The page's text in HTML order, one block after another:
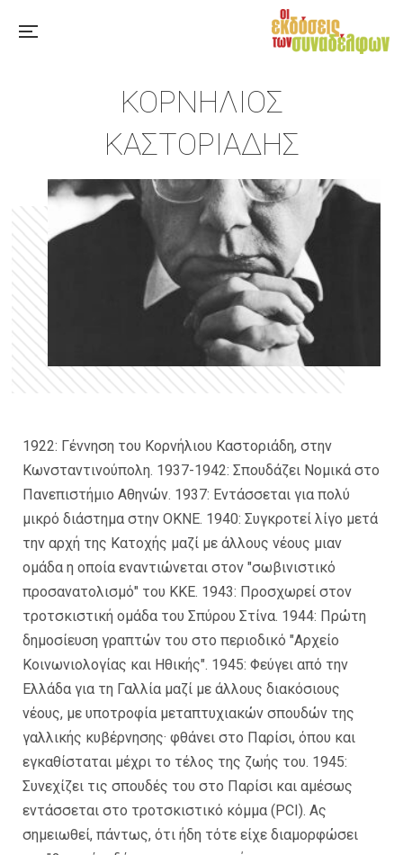
ΚΟΡΝΉΛΙΟΣ
ΚΑΣΤΟΡΙΆΔΗΣ
1922: Γέννηση του Κορνήλιου Καστοριάδη, στην
Κωνσταντινούπολη. 1937-1942: Σπουδάζει Νομικά στο
Πανεπιστήμιο Αθηνών. 1937: Εντάσσεται για πολύ
μικρό διάστημα στην ΟΚΝΕ. 1940: Συγκροτεί λίγο μετά
την αρχή της Κατοχής μαζί με άλλους νέους μιαν
ομάδα η οποία εναντιώνεται στον "σωβινιστικό
προσανατολισμό" του ΚΚΕ. 1943: Προσχωρεί στον
τροτσκιστική ομάδα του Σπύρου Στίνα. 1944: Πρώτη
δημοσίευση γραπτών του στο περιοδικό "Αρχείο
Κοινωνιολογίας και Ηθικής". 1945: Φεύγει από την
Ελλάδα για τη Γαλλία μαζί με άλλους διακόσιους
νέους, με υποτροφία μεταπτυχιακών σπουδών της
γαλλικής κυβέρνησης· φθάνει στο Παρίσι, όπου και
εγκαθίσταται μέχρι το τέλος της ζωής του. 1945:
Συνεχίζει τις σπουδές του στο Παρίσι και αμέσως
εντάσσεται στο τροτσκιστικό κόμμα (PCI). Ας
σημειωθεί, πάντως, ότι ήδη τότε είχε διαμορφώσει